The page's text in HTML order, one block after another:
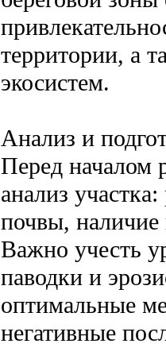
территории, а
экосистем.
Анализ и
Перед началом
анализ
почвы, наличие
Важно учесть
паводки и
оптимальные
негативные